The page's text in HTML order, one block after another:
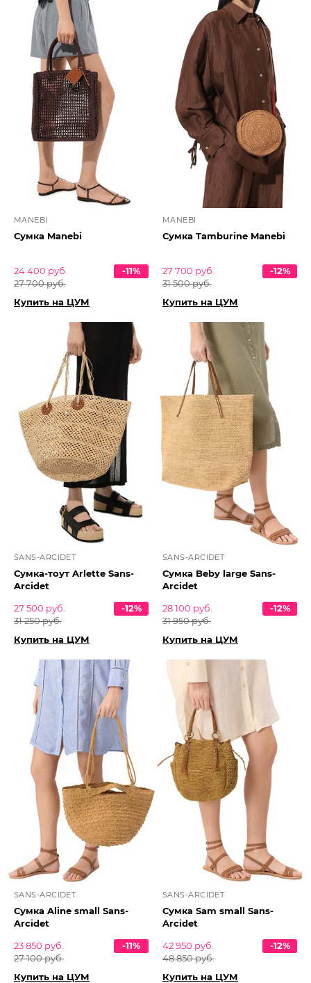
MANEBI
Сумка Manebi
24 400 руб.
27 700 руб.
-11%
Купить на ЦУМ
MANEBI
Сумка Tamburine Manebi
27 700 руб.
31 500 руб.
-12%
Купить на ЦУМ
SANS-ARCIDET
Сумка-тоут Arlette Sans-
Arcidet
27 500 руб.
31 250 руб.
-12%
Купить на ЦУМ
SANS-ARCIDET
Сумка Beby large Sans-
Arcidet
28 100 руб.
31 950 руб.
-12%
Купить на ЦУМ
SANS-ARCIDET
Сумка Aline small Sans-
Arcidet
23 850 руб.
27 100 руб.
-11%
Купить на ЦУМ
SANS-ARCIDET
Сумка Sam small Sans-
Arcidet
42 950 руб.
48 850 руб.
-12%
Купить на ЦУМ